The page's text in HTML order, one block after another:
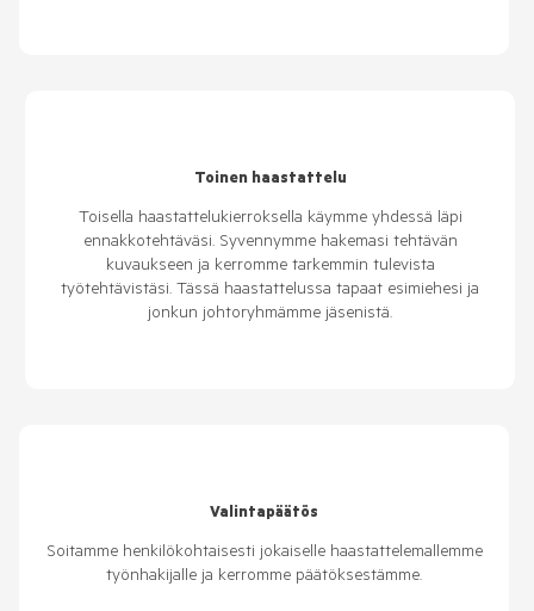
Toinen haastattelu
Toisella haastattelukierroksella käymme yhdessä läpi
ennakkotehtäväsi. Syvennymme hakemasi tehtävän
kuvaukseen ja kerromme tarkemmin tulevista
työtehtävistäsi. Tässä haastattelussa tapaat esimiehesi ja
jonkun johtoryhmämme jäsenistä.
Valintapäätös
Soitamme henkilökohtaisesti jokaiselle haastattelemallemme
työnhakijalle ja kerromme päätöksestämme.